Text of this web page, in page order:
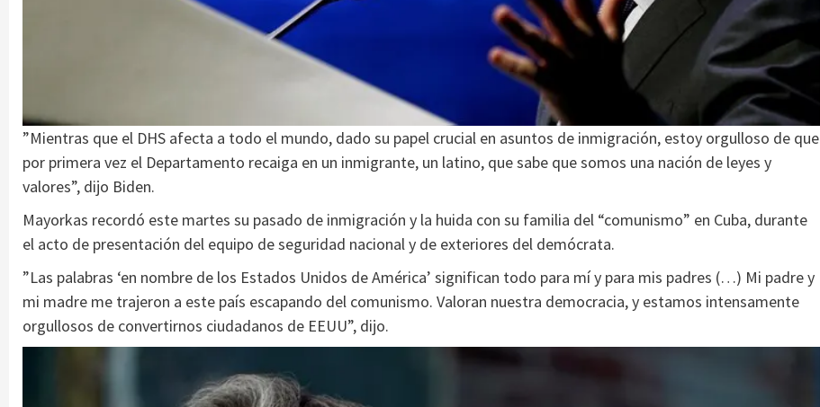
”Mientras que el DHS afecta a todo el mundo, dado su papel crucial en asuntos de inmigración, estoy orgulloso de que
por primera vez el Departamento recaiga en un inmigrante, un latino, que sabe que somos una nación de leyes y
valores”, dijo Biden.
Mayorkas recordó este martes su pasado de inmigración y la huida con su familia del “comunismo” en Cuba, durante
el acto de presentación del equipo de seguridad nacional y de exteriores del demócrata.
”Las palabras ‘en nombre de los Estados Unidos de América’ significan todo para mí y para mis padres (…) Mi padre y
mi madre me trajeron a este país escapando del comunismo. Valoran nuestra democracia, y estamos intensamente
orgullosos de convertirnos ciudadanos de EEUU”, dijo.